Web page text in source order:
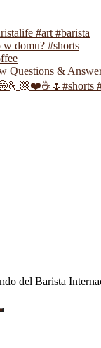
#art #barista
w domu? #shorts
Questions &
del Barista